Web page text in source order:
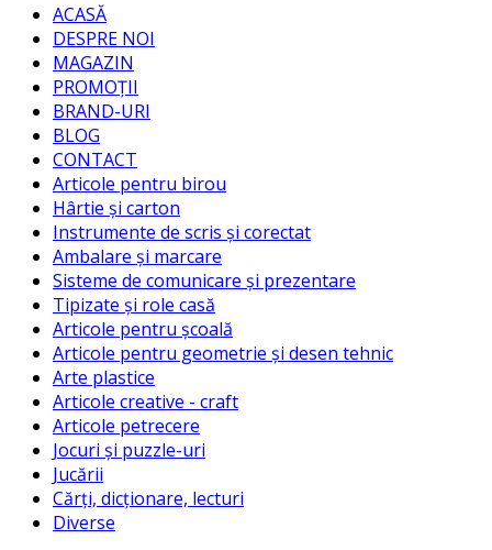
ACASĂ
DESPRE NOI
MAGAZIN
PROMOȚII
BRAND-URI
BLOG
CONTACT
Articole pentru birou
Hârtie și carton
Instrumente de scris și corectat
Ambalare și marcare
Sisteme de comunicare și prezentare
Tipizate și role casă
Articole pentru școală
Articole pentru geometrie și desen tehnic
Arte plastice
Articole creative - craft
Articole petrecere
Jocuri și puzzle-uri
Jucării
Cărți, dicționare, lecturi
Diverse